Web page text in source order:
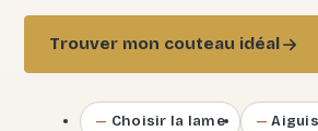
Trouver mon couteau idéal
Choisir la lame